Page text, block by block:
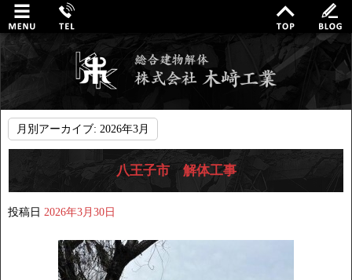
月別アーカイブ: 2026年3月
八王子市 解体工事
投稿日 2026年3月30日